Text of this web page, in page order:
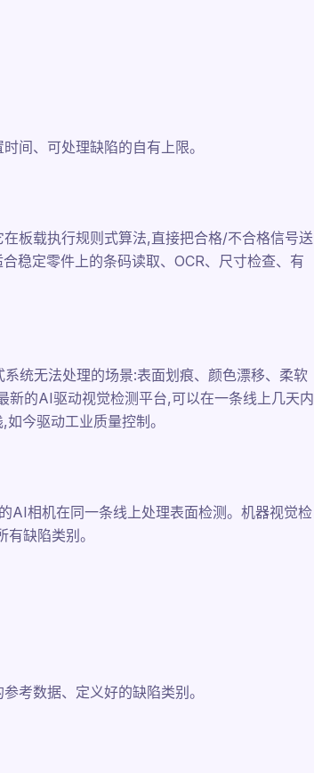
间、可处理缺陷的自有上限。
板载执行规则式算法,直接把合格/不合格信号送
稳定零件上的条码读取、OCR、尺寸检查、有
统无法处理的场景:表面划痕、颜色漂移、柔软
的AI驱动视觉检测平台,可以在一条线上几天内
今驱动工业质量控制。
AI相机在同一条线上处理表面检测。机器视觉检
缺陷类别。
考数据、定义好的缺陷类别。